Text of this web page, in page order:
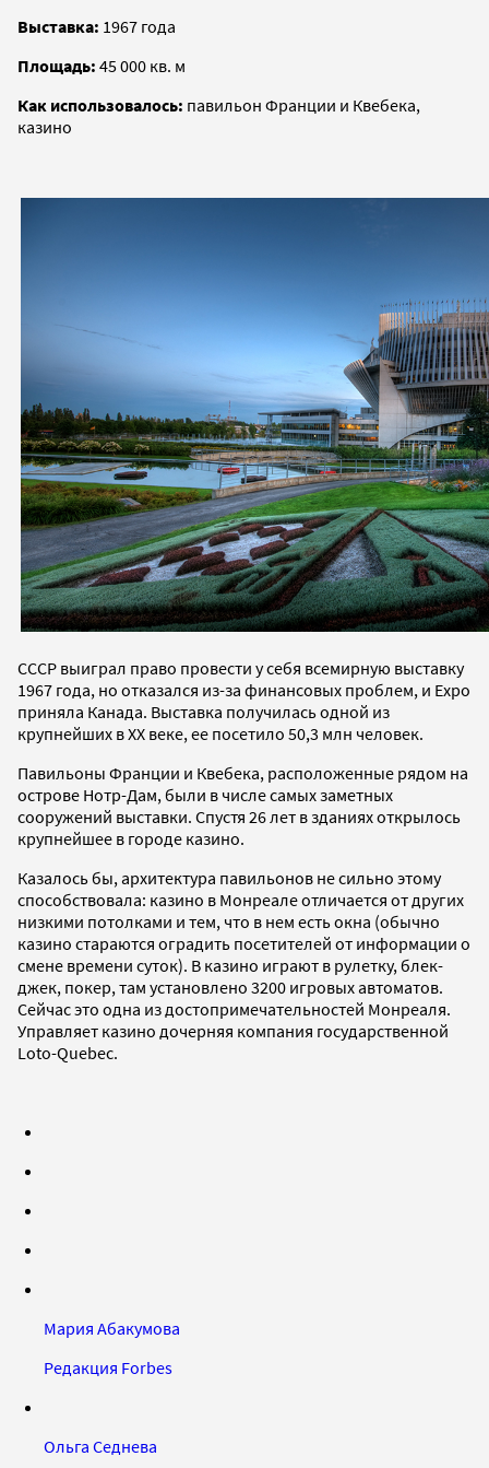
Выставка: 1967 года
Площадь: 45 000 кв. м
Как использовалось: павильон Франции и Квебека,
казино
СССР выиграл право провести у себя всемирную выставку
1967 года, но отказался из-за финансовых проблем, и Expo
приняла Канада. Выставка получилась одной из
крупнейших в XX веке, ее посетило 50,3 млн человек.
Павильоны Франции и Квебека, расположенные рядом на
острове Нотр-Дам, были в числе самых заметных
сооружений выставки. Спустя 26 лет в зданиях открылось
крупнейшее в городе казино.
Казалось бы, архитектура павильонов не сильно этому
способствовала: казино в Монреале отличается от других
низкими потолками и тем, что в нем есть окна (обычно
казино стараются оградить посетителей от информации о
смене времени суток). В казино играют в рулетку, блек-
джек, покер, там установлено 3200 игровых автоматов.
Сейчас это одна из достопримечательностей Монреаля.
Управляет казино дочерняя компания государственной
Loto-Quebec.
Мария Абакумова
Редакция Forbes
Ольга Седнева